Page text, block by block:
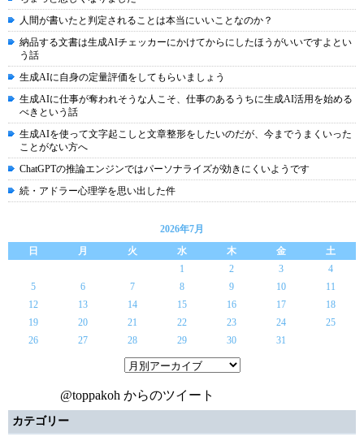
人間が書いたと判定されることは本当にいいことなのか？
納品する文書は生成AIチェッカーにかけてからにしたほうがいいですよとい
う話
生成AIに自身の定量評価をしてもらいましょう
生成AIに仕事が奪われそうな人こそ、仕事のあるうちに生成AI活用を始める
べきという話
生成AIを使って文字起こしと文章整形をしたいのだが、今までうまくいった
ことがない方へ
ChatGPTの推論エンジンではパーソナライズが効きにくいようです
続・アドラー心理学を思い出した件
2026年7月
日
月 火 水 木 金
土
1
2 3
4
5
6 7 8 9 10
11
12
13 14 15 16 17
18
19
20 21 22 23 24
25
26
27 28 29 30 31
@toppakoh からのツイート
カテゴリー